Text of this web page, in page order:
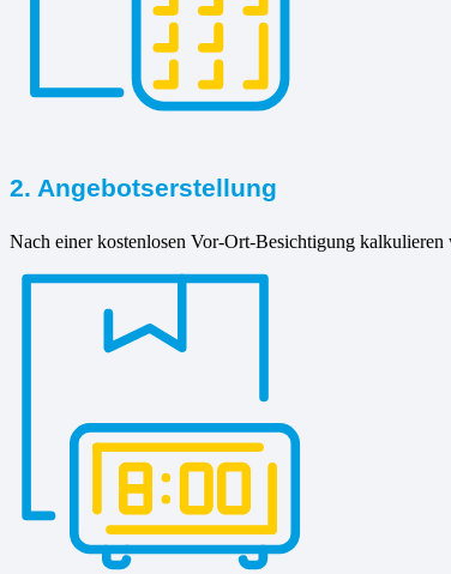
2. Angebotserstellung
Nach einer kostenlosen Vor-Ort-Besichtigung kalkulieren